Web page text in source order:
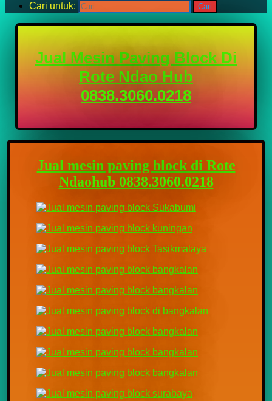
Cari untuk:
Jual Mesin Paving Block Di
Rote Ndao Hub
0838.3060.0218
Jual mesin paving block di Rote
Ndaohub 0838.3060.0218